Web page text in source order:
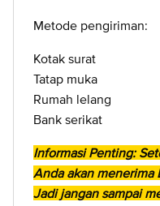
Metode pengiriman:
Kotak surat
Tatap muka
Rumah lelang
Bank serikat
Informasi Penting:
Anda akan menerima
Jadi jangan sampai